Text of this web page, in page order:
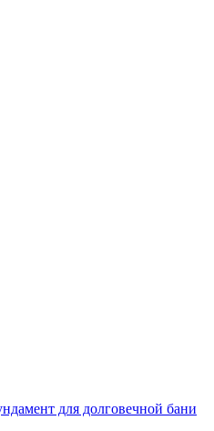
для долговечной бани